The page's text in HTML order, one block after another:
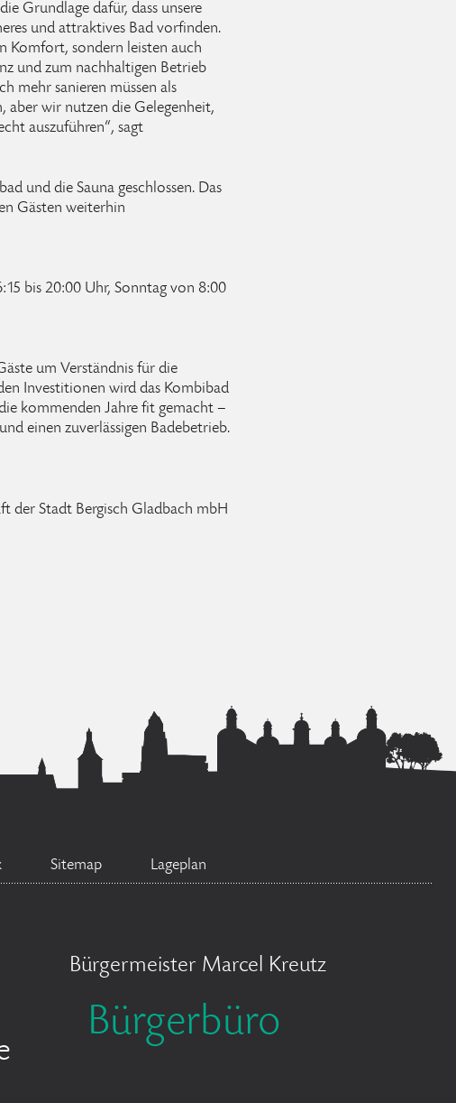
Grundlage dafür, dass unsere
und attraktives Bad vorfinden.
Komfort, sondern leisten auch
und zum nachhaltigen Betrieb
mehr sanieren müssen als
aber wir nutzen die Gelegenheit,
auszuführen“, sagt
und die Sauna geschlossen. Das
Gästen weiterhin
bis 20:00 Uhr, Sonntag von 8:00
um Verständnis für die
Investitionen wird das Kombibad
kommenden Jahre fit gemacht –
einen zuverlässigen Badebetrieb.
der Stadt Bergisch Gladbach mbH
Sitemap Lageplan
Bürgermeister Marcel Kreutz
Bürgerbüro